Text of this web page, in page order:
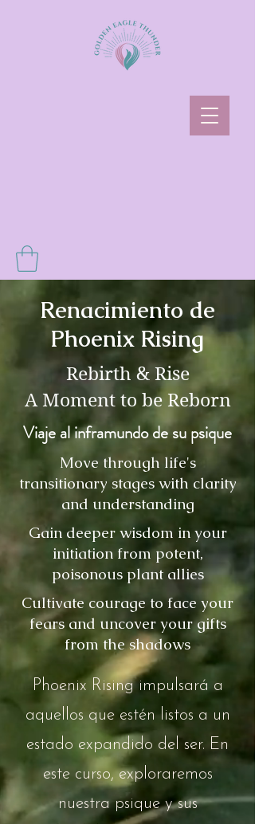
Renacimiento de
Phoenix Rising
Rebirth & Rise
A Moment to be Reborn
Viaje al inframundo de su psique
Move through life's
transitionary stages with clarity
and understanding
Gain deeper wisdom in your
initiation from potent,
poisonous plant allies
Cultivate courage to face your
fears and uncover your gifts
from the shadows
Phoenix Rising impulsará a
aquellos que estén listos a un
estado expandido del ser. En
este curso, exploraremos
nuestra psique y sus